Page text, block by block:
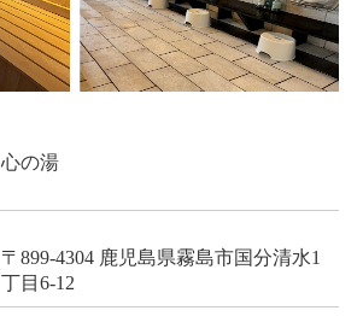
心の湯
〒899-4304 鹿児島県霧島市国分清水1
丁目6-12